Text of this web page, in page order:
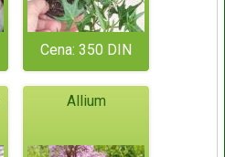
Cena: 350 DIN
Allium